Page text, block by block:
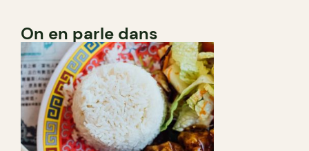
On en parle dans